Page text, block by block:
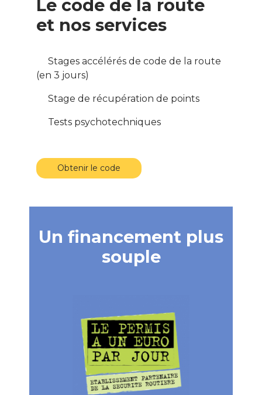
Le code de la route
et nos services
Stages accélérés de code de la route
(en 3 jours)
Stage de récupération de points
Tests psychotechniques
Obtenir le code
Un financement plus
souple